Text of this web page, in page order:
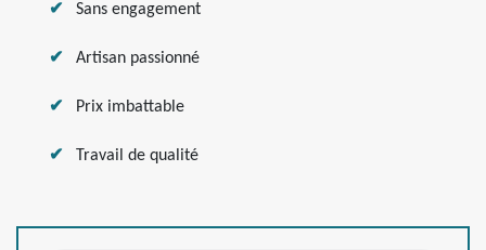
Sans engagement
Artisan passionné
Prix imbattable
Travail de qualité